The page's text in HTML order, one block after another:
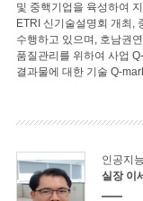
및 중핵기업을 육성하여
ETRI 신기술설명회 개최,
수행하고 있으며, 호남권
품질관리를 위하여 사업
결과물에 대한 기술 Q-
인공지
실장 이